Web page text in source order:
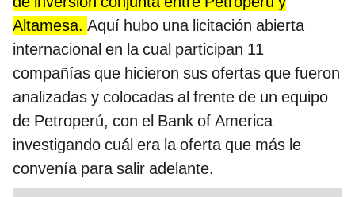
Altamesa. Aquí hubo una licitación abierta
internacional en la cual participan 11
compañías que hicieron sus ofertas que fueron
analizadas y colocadas al frente de un equipo
de Petroperú, con el Bank of America
investigando cuál era la oferta que más le
convenía para salir adelante.